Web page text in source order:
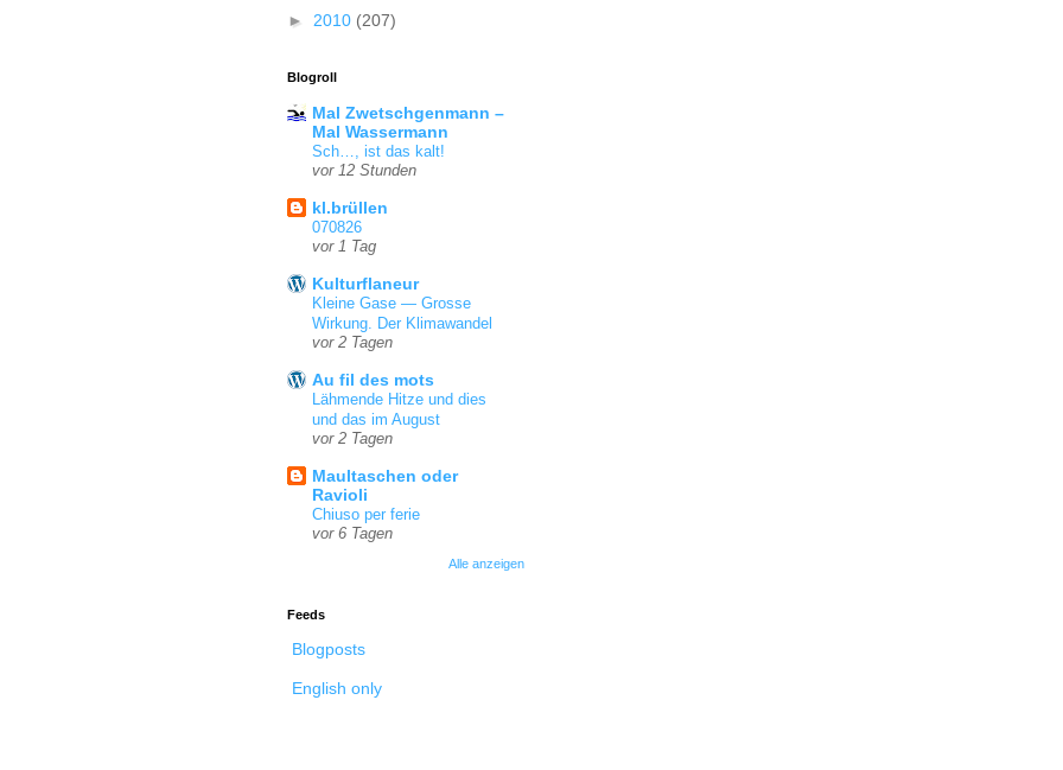
► 2010 (207)
Blogroll
Mal Zwetschgenmann –
Mal Wassermann
Sch…, ist das kalt!
vor 12 Stunden
kl.brüllen
070826
vor 1 Tag
Kulturflaneur
Kleine Gase — Grosse
Wirkung. Der Klimawandel
vor 2 Tagen
Au fil des mots
Lähmende Hitze und dies
und das im August
vor 2 Tagen
Maultaschen oder
Ravioli
Chiuso per ferie
vor 6 Tagen
Alle anzeigen
Feeds
Blogposts
English only